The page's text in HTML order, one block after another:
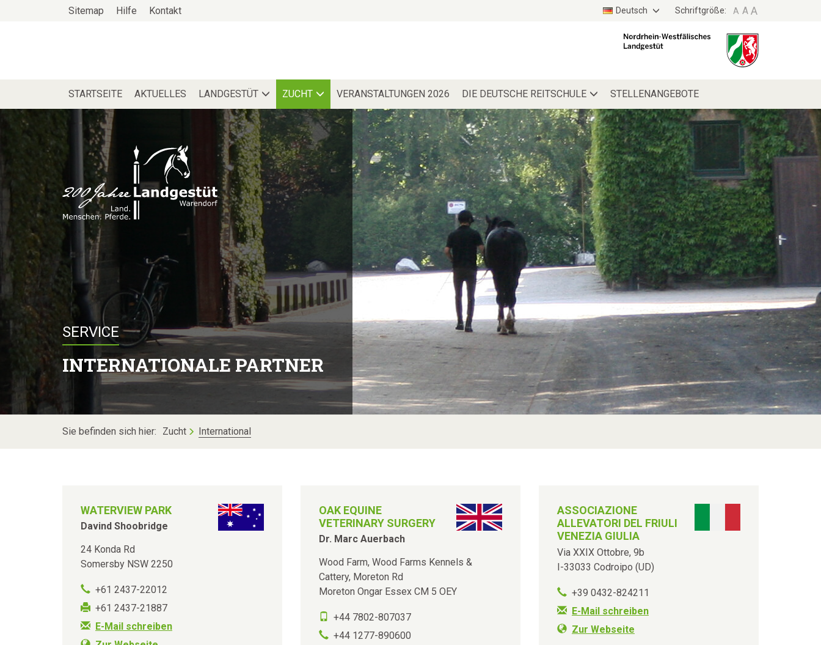
Sitemap Hilfe Kontakt Deutsch Schriftgröße: A A A
STARTSEITE AKTUELLES LANDGESTÜT ZUCHT VERANSTALTUNGEN 2026 DIE DEUTSCHE REITSCHULE STELLENANGEBOTE
INTERNATIONALE PARTNER
SERVICE
Sie befinden sich hier: Zucht International
WATERVIEW PARK
Davind Shoobridge
24 Konda Rd
Somersby NSW 2250
+61 2437-22012
+61 2437-21887
E-Mail schreiben
OAK EQUINE
VETERINARY SURGERY
Dr. Marc Auerbach
Wood Farm, Wood Farms Kennels &
Cattery, Moreton Rd
Moreton Ongar Essex CM 5 OEY
+44 7802-807037
+44 1277-890600
ASSOCIAZIONE
ALLEVATORI DEL FRIULI
VENEZIA GIULIA
Via XXIX Ottobre, 9b
I-33033 Codroipo (UD)
+39 0432-824211
E-Mail schreiben
Zur Webseite